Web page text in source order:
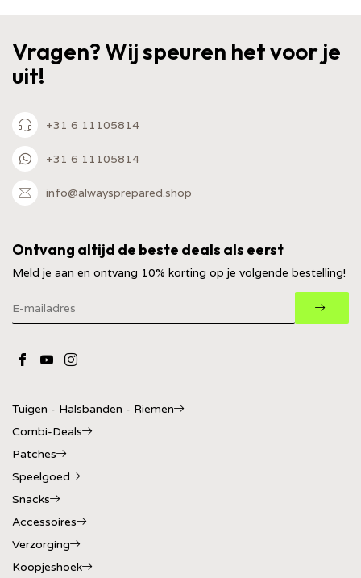
Vragen? Wij speuren het voor je
uit!
+31 6 11105814
+31 6 11105814
info@alwaysprepared.shop
Ontvang altijd de beste deals als eerst
Meld je aan en ontvang 10% korting op je volgende bestelling!
Tuigen - Halsbanden - Riemen
Combi-Deals
Patches
Speelgoed
Snacks
Accessoires
Verzorging
Koopjeshoek